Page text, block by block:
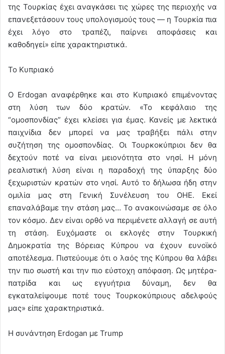
της Τουρκίας έχει αναγκάσει τις χώρες της περιοχής να
επανεξετάσουν τους υπολογισμούς τους — η Τουρκία πια
έχει λόγο στο τραπέζι, παίρνει αποφάσεις και
καθοδηγεί» είπε χαρακτηριστικά.
Το Κυπριακό
Ο Erdogan αναφέρθηκε και στο Κυπριακό επιμένοντας
στη λύση των δύο κρατών. «Το κεφάλαιο της
“ομοσπονδίας” έχει κλείσει για έμας. Κανείς με λεκτικά
παιχνίδια δεν μπορεί να μας τραβήξει πάλι στην
συζήτηση της ομοσπονδίας. Οι Τουρκοκύπριοι δεν θα
δεχτούν ποτέ να είναι μειονότητα στο νησί. Η μόνη
ρεαλιστική λύση είναι η παραδοχή της ύπαρξης δύο
ξεχωριστών κρατών στο νησί. Αυτό το δήλωσα ήδη στην
ομιλία μας στη Γενική Συνέλευση του ΟΗΕ. Εκεί
επαναλάβαμε την στάση μας… Το ανακοινώσαμε σε όλο
τον κόσμο. Δεν είναι ορθό να περιμένετε αλλαγή σε αυτή
τη στάση. Ευχόμαστε οι εκλογές στην Τουρκική
Δημοκρατία της Βόρειας Κύπρου να έχουν ευνοϊκό
αποτέλεσμα. Πιστεύουμε ότι ο λαός της Κύπρου θα λάβει
την πιο σωστή και την πιο εύστοχη απόφαση. Ως μητέρα-
πατρίδα και ως εγγυήτρια δύναμη, δεν θα
εγκαταλείψουμε ποτέ τους Τουρκοκύπριους αδελφούς
μας» είπε χαρακτηριστικά.
H συνάντηση Erdogan με Trump